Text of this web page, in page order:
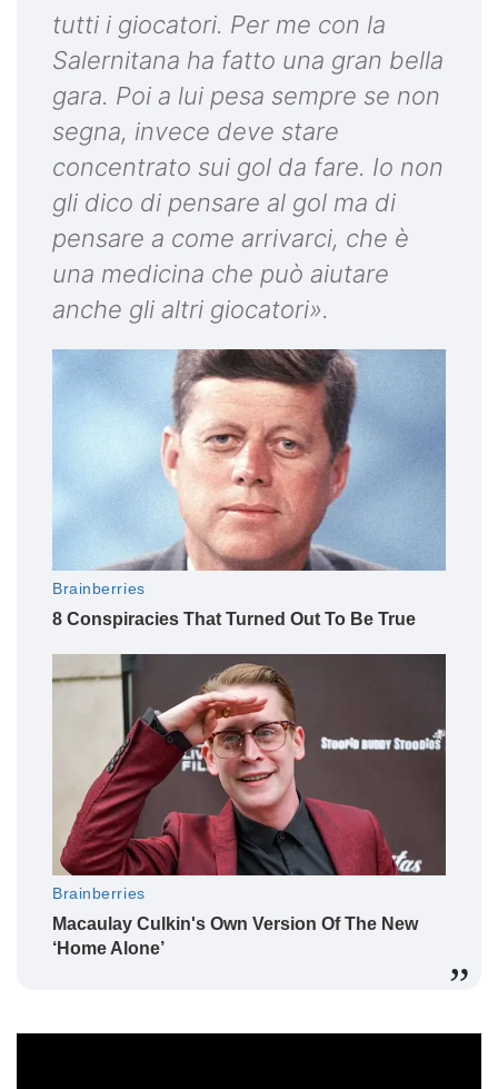
tutti i giocatori. Per me con la
Salernitana ha fatto una gran bella
gara. Poi a lui pesa sempre se non
segna, invece deve stare
concentrato sui gol da fare. Io non
gli dico di pensare al gol ma di
pensare a come arrivarci, che è
una medicina che può aiutare
anche gli altri giocatori».